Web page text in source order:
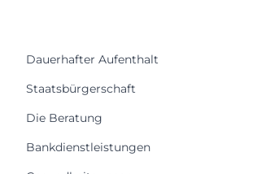
Dauerhafter Aufenthalt
Staatsbürgerschaft
Die Beratung
Bankdienstleistungen